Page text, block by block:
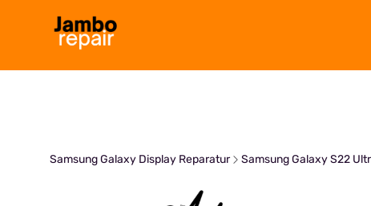
Samsung Galaxy Display Reparatur Samsung Galaxy S22